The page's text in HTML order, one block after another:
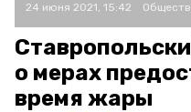
24 июня 2021, 15:42
о мерах
время жары